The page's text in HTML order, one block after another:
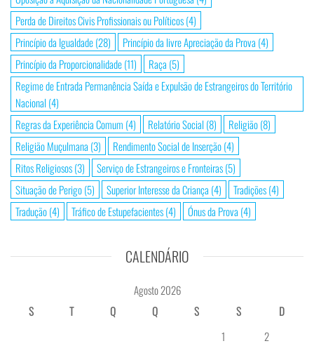
Perda de Direitos Civis Profissionais ou Políticos(4)
Princípio da Igualdade(28) Princípio da livre Apreciação da Prova (4)
Princípio da Proporcionalidade(11) Raça (5)
Regime de Entrada Permanência Saída e Expulsão de Estrangeiros do Território
Nacional (4)
Regras da Experiência Comum (4) Relatório Social (8) Religião(8)
Religião Muçulmana (3) Rendimento Social de Inserção(4)
Ritos Religiosos(3) Serviço de Estrangeiros e Fronteiras(5)
Situação de Perigo(5) Superior Interesse da Criança (4) Tradições(4)
Tradução(4) Tráfico de Estupefacientes(4) Ónus da Prova (4)
CALENDÁRIO
Agosto 2026
S
T Q Q S S
D
1
2